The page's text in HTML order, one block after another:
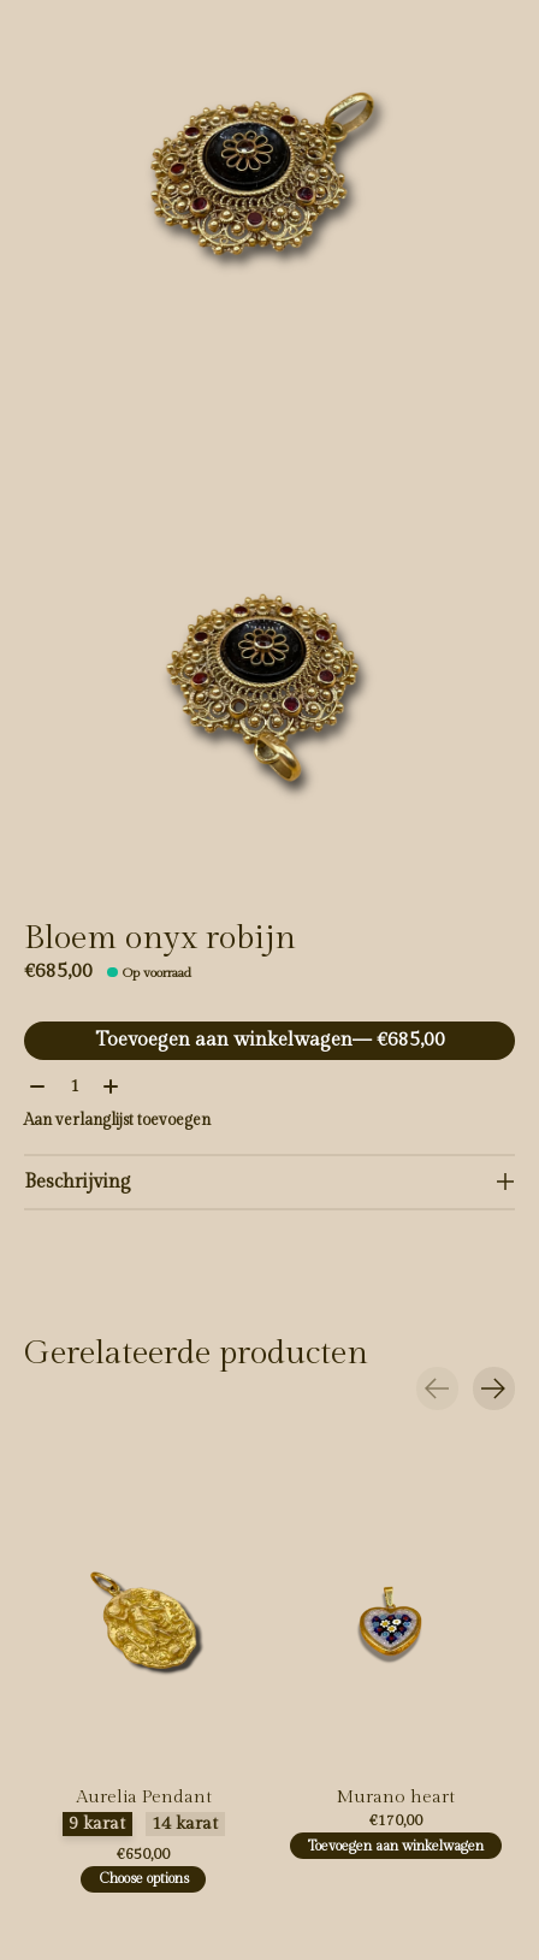
Bloem onyx robijn
€685,00 Op voorraad
Toevoegen aan winkelwagen
— €685,00
Aantal:
Aan verlanglijst toevoegen
Beschrijving
Gerelateerde producten
Aurelia Pendant
Maak een keuze:
9 karat 14 karat
€650,00
Choose options
Murano heart
€170,00
Toevoegen aan winkelwagen